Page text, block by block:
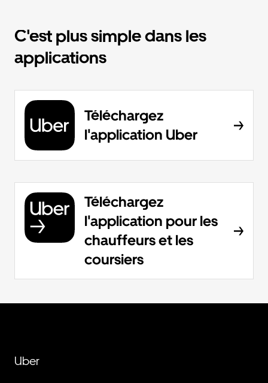
C'est plus simple dans les
applications
Téléchargez
l'application Uber
Téléchargez
l'application pour les
chauffeurs et les
coursiers
Uber